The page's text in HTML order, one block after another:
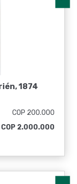
1874
COP 200.000
COP 2.000.000